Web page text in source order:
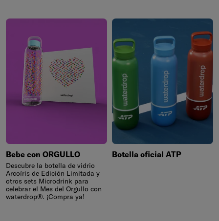
Bebe con ORGULLO
Descubre la botella de vidrio
Arcoíris de Edición Limitada y
otros sets Microdrink para
celebrar el Mes del Orgullo con
waterdrop®. ¡Compra ya!
Botella oficial ATP